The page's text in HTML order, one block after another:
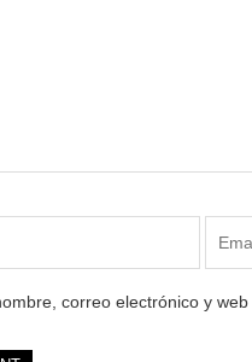
correo electrónico y